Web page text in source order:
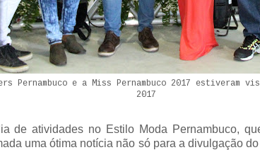
Pernambuco e a Miss Pernambuco 2017 estiveram
2017
de atividades no Estilo Moda Pernambuco,
uma ótima notícia não só para a divulgação